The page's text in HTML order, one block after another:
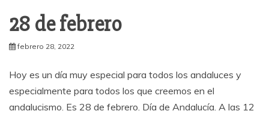
28 de febrero
febrero 28, 2022
Hoy es un día muy especial para todos los andaluces y
especialmente para todos los que creemos en el
andalucismo. Es 28 de febrero. Día de Andalucía. A las 12